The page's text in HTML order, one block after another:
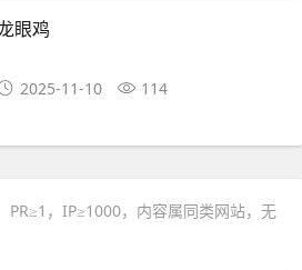
眼鸡
2025-11-10 114
PR≥1，IP≥1000，内容属同类网站，无